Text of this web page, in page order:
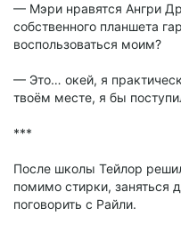
— Мэри нравятся Ангри
собственного планшета
воспользоваться моим?
— Это… окей, я
твоём месте, я бы
***
После школы Тейлор
помимо стирки, заняться
поговорить с Райли.